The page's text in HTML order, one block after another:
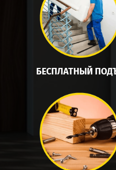
БЕСПЛАТНЫЙ